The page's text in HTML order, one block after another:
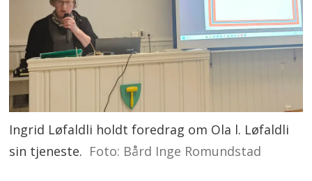
Ingrid Løfaldli holdt foredrag om Ola l. Løfaldli
sin tjeneste. Foto: Bård Inge Romundstad